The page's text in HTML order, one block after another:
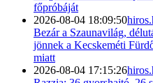
főpróbáját
2026-08-04 18:09:50
Bezár a Szaunavilág,
jönnek a Kecskeméti
miatt
2026-08-04 17:15:26